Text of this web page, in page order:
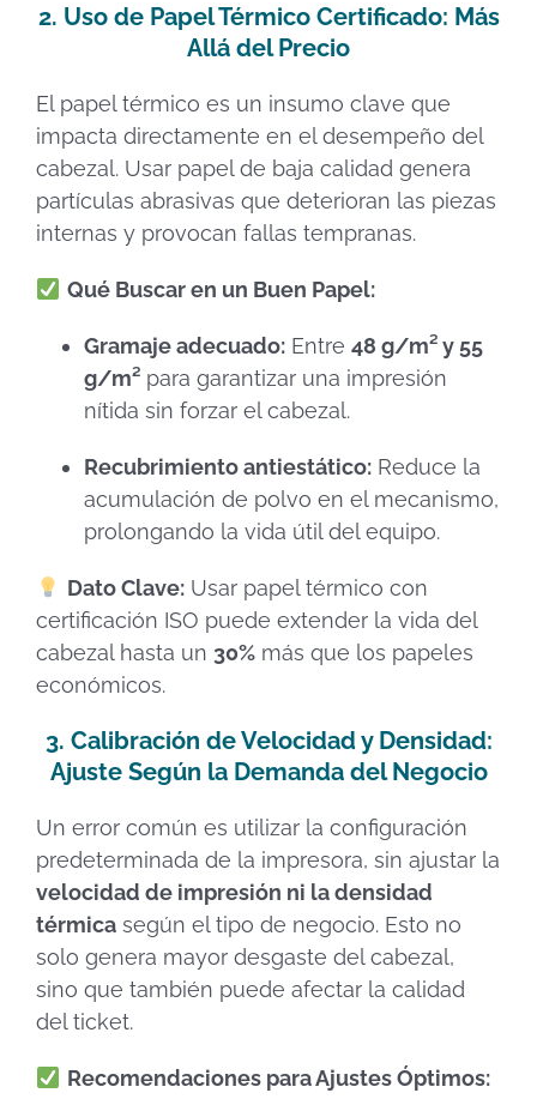
2. Uso de Papel Térmico Certificado: Más
Allá del Precio
El papel térmico es un insumo clave que
impacta directamente en el desempeño del
cabezal. Usar papel de baja calidad genera
partículas abrasivas que deterioran las piezas
internas y provocan fallas tempranas.
Qué Buscar en un Buen Papel:
Gramaje adecuado: Entre 48 g/m² y 55
g/m² para garantizar una impresión
nítida sin forzar el cabezal.
Recubrimiento antiestático: Reduce la
acumulación de polvo en el mecanismo,
prolongando la vida útil del equipo.
Dato Clave:Usar papel térmico con
certificación ISO puede extender la vida del
cabezal hasta un 30% más que los papeles
económicos.
3. Calibración de Velocidad y Densidad:
Ajuste Según la Demanda del Negocio
Un error común es utilizar la configuración
predeterminada de la impresora, sin ajustar la
velocidad de impresión ni la densidad
térmica según el tipo de negocio. Esto no
solo genera mayor desgaste del cabezal,
sino que también puede afectar la calidad
del ticket.
Recomendaciones para Ajustes Óptimos: